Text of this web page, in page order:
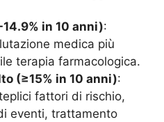
in 10 anni):
medica più
terapia farmacologica.
(≥15% in 10 anni):
fattori di rischio,
eventi, trattamento